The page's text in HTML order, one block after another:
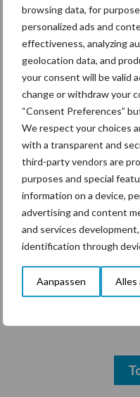
browsing data, for
personalized ads and
effectiveness, analyzing
geolocation data, and
your consent will be valid
change or withdraw your
“Consent Preferences”
We respect your choices
with a transparent and
third-party vendors are
purposes and special
information on a device,
advertising and content
and services
identification through
Aanpassen Alles
markt
Themapagina's
Diergezondheid
Bedrijfsnieuws